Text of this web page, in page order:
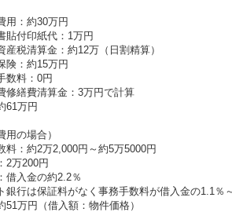
用：約30万円
貼付印紙代：1万円
産税清算金：約12万（日割精算）
険：約15万円
数料：0円
修繕費清算金：3万円で計算
61万円
用の場合）
料：約2万2,000円～約5万5000円
2万200円
借入金の約2.2％
銀行は保証料がなく事務手数料が借入金の1.1％
51万円（借入額：物件価格）